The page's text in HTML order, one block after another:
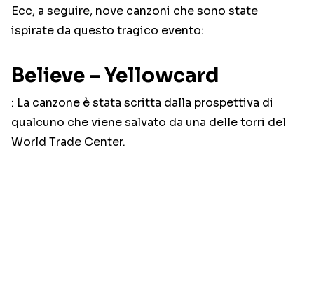
Ecc, a seguire, nove canzoni che sono state
ispirate da questo tragico evento:
Believe – Yellowcard
: La canzone è stata scritta dalla prospettiva di
qualcuno che viene salvato da una delle torri del
World Trade Center.